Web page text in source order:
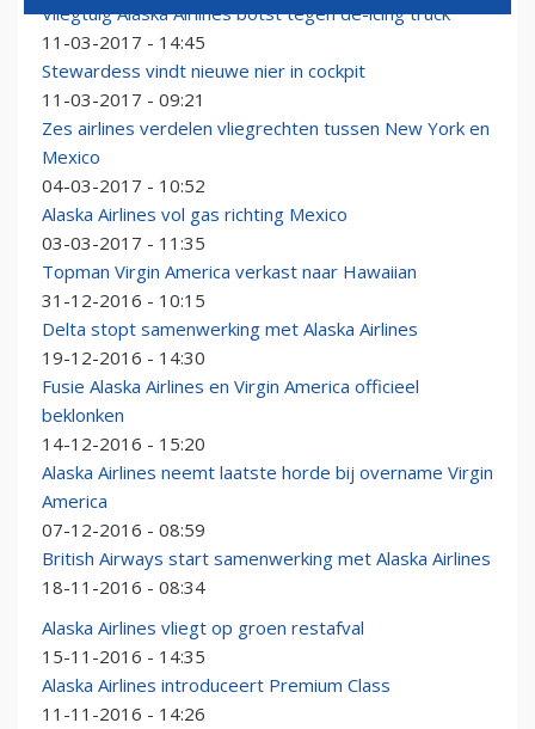
Vliegtuig Alaska Airlines botst tegen de-icing truck
11-03-2017 - 14:45
Stewardess vindt nieuwe nier in cockpit
11-03-2017 - 09:21
Zes airlines verdelen vliegrechten tussen New York en
Mexico
04-03-2017 - 10:52
Alaska Airlines vol gas richting Mexico
03-03-2017 - 11:35
Topman Virgin America verkast naar Hawaiian
31-12-2016 - 10:15
Delta stopt samenwerking met Alaska Airlines
19-12-2016 - 14:30
Fusie Alaska Airlines en Virgin America officieel
beklonken
14-12-2016 - 15:20
Alaska Airlines neemt laatste horde bij overname Virgin
America
07-12-2016 - 08:59
British Airways start samenwerking met Alaska Airlines
18-11-2016 - 08:34
Alaska Airlines vliegt op groen restafval
15-11-2016 - 14:35
Alaska Airlines introduceert Premium Class
11-11-2016 - 14:26